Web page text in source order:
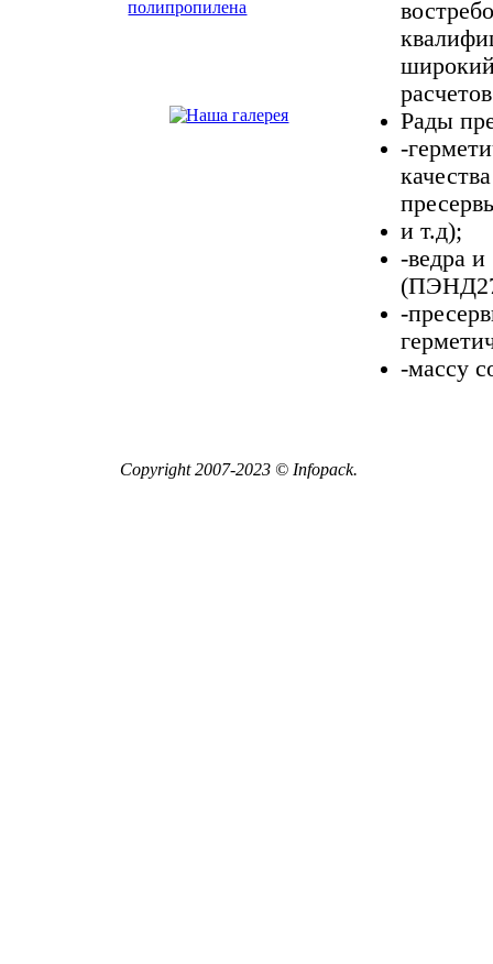
полипропилена
Рады
-
и т.д);
-ведра
-
-массу
Copyright 2007-2023 © Infopack.